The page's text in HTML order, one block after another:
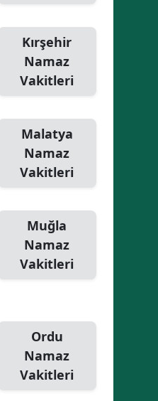
Kırşehir
Namaz
Vakitleri
Malatya
Namaz
Vakitleri
Muğla
Namaz
Vakitleri
Ordu
Namaz
Vakitleri